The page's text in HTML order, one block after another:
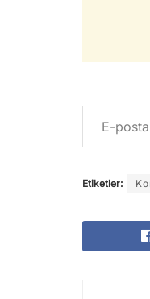
E-postanızı yazın…
Etiketler: